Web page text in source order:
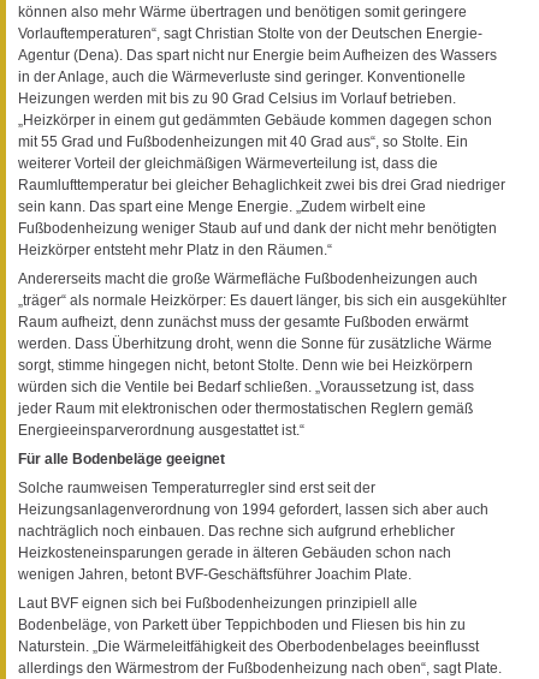
können also mehr Wärme übertragen und benötigen somit geringere
Vorlauftemperaturen“, sagt Christian Stolte von der Deutschen Energie-
Agentur (Dena). Das spart nicht nur Energie beim Aufheizen des Wassers
in der Anlage, auch die Wärmeverluste sind geringer. Konventionelle
Heizungen werden mit bis zu 90 Grad Celsius im Vorlauf betrieben.
„Heizkörper in einem gut gedämmten Gebäude kommen dagegen schon
mit 55 Grad und Fußbodenheizungen mit 40 Grad aus“, so Stolte. Ein
weiterer Vorteil der gleichmäßigen Wärmeverteilung ist, dass die
Raumlufttemperatur bei gleicher Behaglichkeit zwei bis drei Grad niedriger
sein kann. Das spart eine Menge Energie. „Zudem wirbelt eine
Fußbodenheizung weniger Staub auf und dank der nicht mehr benötigten
Heizkörper entsteht mehr Platz in den Räumen.“
Andererseits macht die große Wärmefläche Fußbodenheizungen auch
„träger“ als normale Heizkörper: Es dauert länger, bis sich ein ausgekühlter
Raum aufheizt, denn zunächst muss der gesamte Fußboden erwärmt
werden. Dass Überhitzung droht, wenn die Sonne für zusätzliche Wärme
sorgt, stimme hingegen nicht, betont Stolte. Denn wie bei Heizkörpern
würden sich die Ventile bei Bedarf schließen. „Voraussetzung ist, dass
jeder Raum mit elektronischen oder thermostatischen Reglern gemäß
Energieeinsparverordnung ausgestattet ist.“
Für alle Bodenbeläge geeignet
Solche raumweisen Temperaturregler sind erst seit der
Heizungsanlagenverordnung von 1994 gefordert, lassen sich aber auch
nachträglich noch einbauen. Das rechne sich aufgrund erheblicher
Heizkosteneinsparungen gerade in älteren Gebäuden schon nach
wenigen Jahren, betont BVF-Geschäftsführer Joachim Plate.
Laut BVF eignen sich bei Fußbodenheizungen prinzipiell alle
Bodenbeläge, von Parkett über Teppichboden und Fliesen bis hin zu
Naturstein. „Die Wärmeleitfähigkeit des Oberbodenbelages beeinflusst
allerdings den Wärmestrom der Fußbodenheizung nach oben“, sagt Plate.